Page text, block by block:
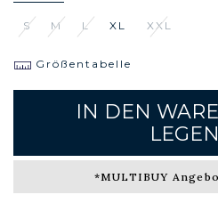
S M L XL XXL
Größentabelle
IN DEN
LEGEN
*MULTIBUY